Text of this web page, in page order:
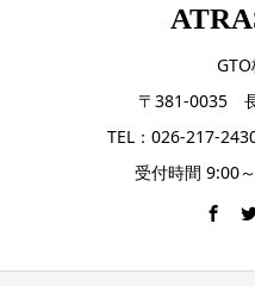
〒381-0035
TEL：026-217-
受付時間 9:00